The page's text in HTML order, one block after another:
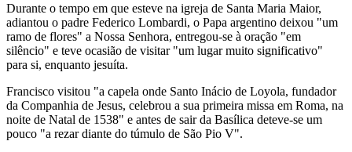
Durante o tempo em que esteve na igreja de Santa Maria Maior,
adiantou o padre Federico Lombardi, o Papa argentino deixou "um
ramo de flores" a Nossa Senhora, entregou-se à oração "em
silêncio" e teve ocasião de visitar "um lugar muito significativo"
para si, enquanto jesuíta.
Francisco visitou "a capela onde Santo Inácio de Loyola, fundador
da Companhia de Jesus, celebrou a sua primeira missa em Roma, na
noite de Natal de 1538" e antes de sair da Basílica deteve-se um
pouco "a rezar diante do túmulo de São Pio V".